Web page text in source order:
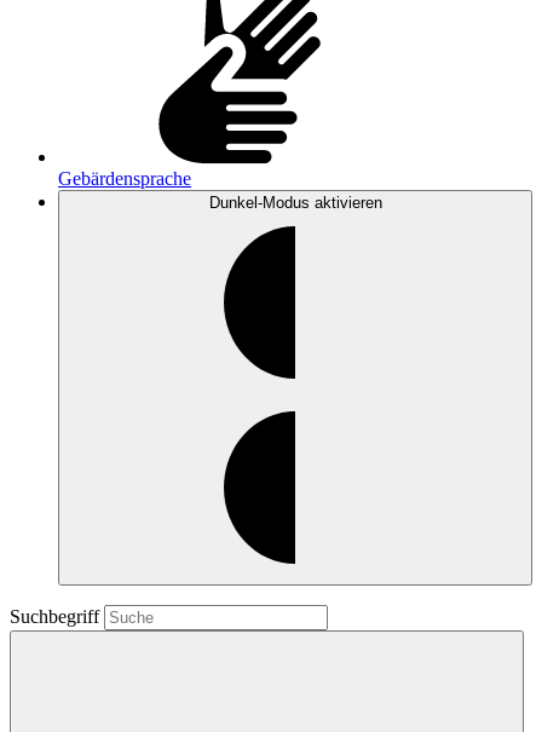
Gebärdensprache
Dunkel-Modus aktivieren
Suchbegriff